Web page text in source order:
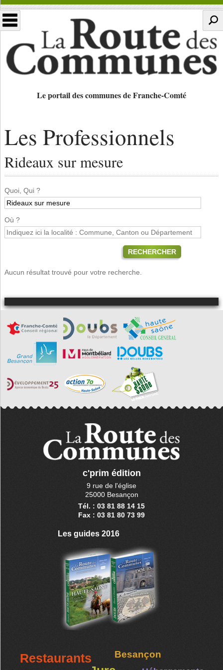
Le portail des communes de Franche-Comté
Les Professionnels
Rideaux sur mesure
Quoi, Qui ?
Où ?
RECHERCHER
Aucun résultat trouvé pour votre recherche.
c'prim édition
9 rue de l'église
25000 Besançon
Tél. : 03 81 88 14 15
Fax : 03 81 80 73 99
Les guides 2016
Restaurants Besançon